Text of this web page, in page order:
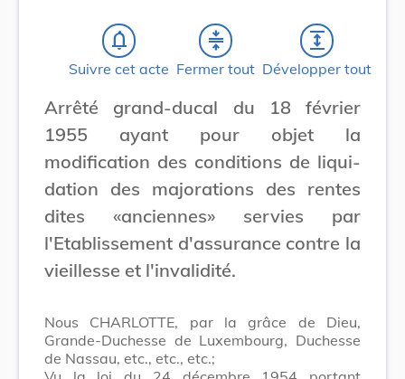
notifications_none
Suivre cet acte
compress
Fermer tout
expand
Développer tout
Arrêté grand-ducal du 18 février
1955 ayant pour objet la
modification des conditions de liqui-
dation des majorations des rentes
dites «anciennes» servies par
l'Etablissement d'assurance contre la
vieillesse et l'invalidité.
Nous CHARLOTTE, par la grâce de Dieu,
Grande-Duchesse de Luxembourg, Duchesse
de Nassau, etc., etc., etc.;